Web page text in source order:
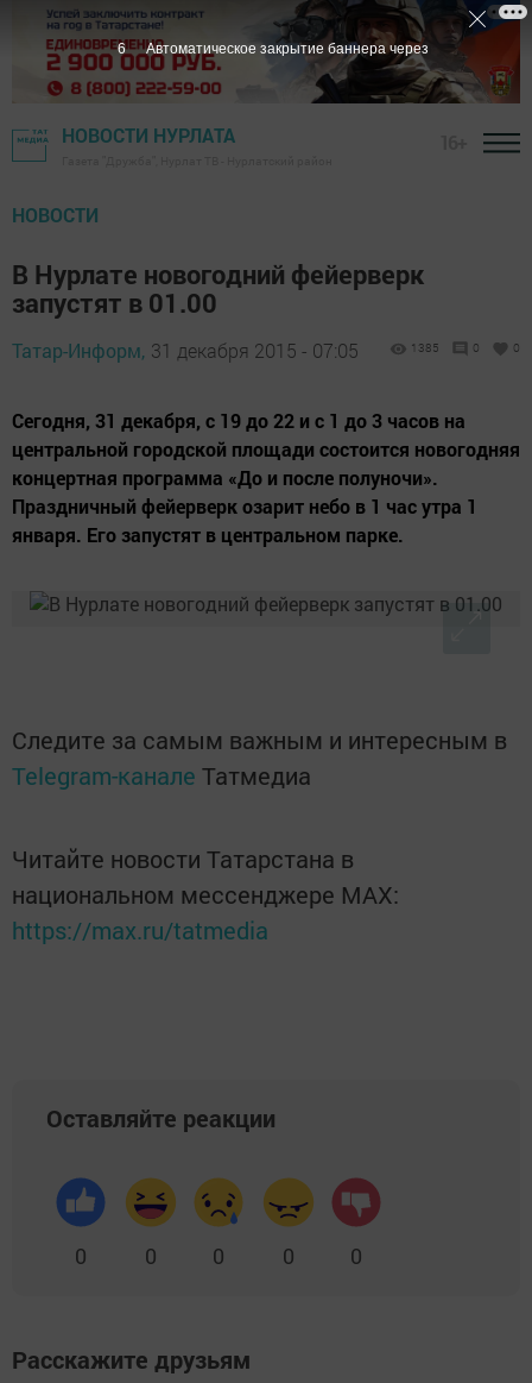
НОВОСТИ НУРЛАТА
НОВОСТИ
В Нурлате новогодний фейерверк
запустят в 01.00
Татар-Информ, 31 декабря 2015 - 07:05 1385 0 0
Сегодня, 31 декабря, с 19 до 22 и с 1 до 3 часов на
центральной городской площади состоится новогодняя
концертная программа «До и после полуночи».
Праздничный фейерверк озарит небо в 1 час утра 1
января. Его запустят в центральном парке.
Следите за самым важным и интересным в
Telegram-канале Татмедиа
Читайте новости Татарстана в
национальном мессенджере MАХ:
https://max.ru/tatmedia
Оставляйте реакции
0 0 0 0 0
Расскажите друзьям
5 Автоматическое закрытие баннера через